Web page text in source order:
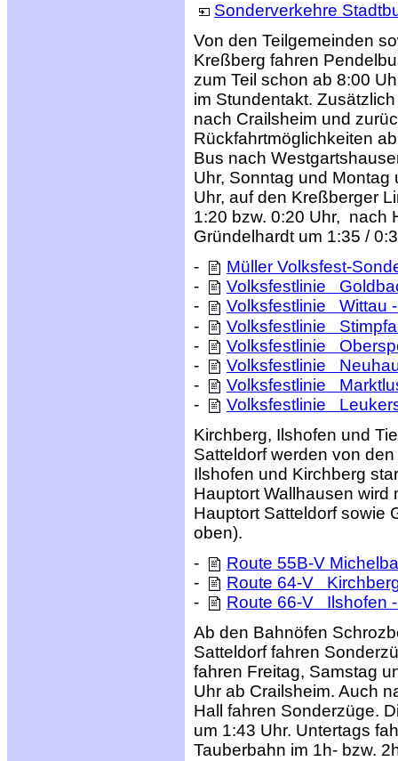
Sonderverkehre
Von den Teilgemeinden
Kreßberg fahren
zum Teil schon ab 8:00
im Stundentakt.
nach Crailsheim und
Rückfahrtmöglichkeiten
Bus nach
Uhr, Sonntag und Montag
Uhr, auf den Kreßberger
1:20 bzw. 0:20 Uhr, nach
Gründelhardt um 1:35 /
-
Müller Volksfest-
-
Volksfestlinie
-
Volksfestlinie Wittau
-
Volksfestlinie
-
Volksfestlinie
-
Volksfestlinie
-
Volksfestlinie
-
Volksfestlinie
Kirchberg, Ilshofen und
Satteldorf werden von
Ilshofen und Kirchberg
Hauptort Wallhausen wird
Hauptort Satteldorf sowie
oben).
-
Route 55B-V
-
Route 64-V
-
Route 66-V Ilshofen
Ab den Bahnöfen
Satteldorf fahren
fahren Freitag, Samstag
Uhr ab Crailsheim. Auch
Hall fahren Sonderzüge.
um 1:43 Uhr. Untertags
Tauberbahn im 1h- bzw.